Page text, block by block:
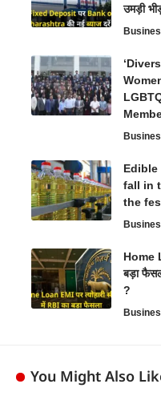
उमड़ी
Edible
fall in
the
Home
बड़ा
?
You Might Also